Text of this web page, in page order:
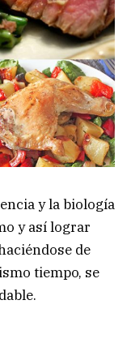
y la biología
y así lograr
de
tiempo, se